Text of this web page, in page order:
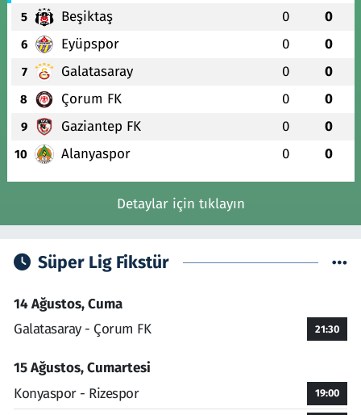
5 Beşiktaş 0 0
6 Eyüpspor 0 0
7 Galatasaray 0 0
8 Çorum FK 0 0
9 Gaziantep FK 0 0
10 Alanyaspor 0 0
Detaylar için tıklayın
Süper Lig Fikstür
14 Ağustos, Cuma
Galatasaray - Çorum FK
21:30
15 Ağustos, Cumartesi
Konyaspor - Rizespor
19:00